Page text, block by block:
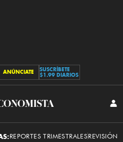
ANÚNCIATE
SUSCRÍBETE
$1.99 DIARIOS
El
REPORTES TRIMESTRALESREVISIÓN